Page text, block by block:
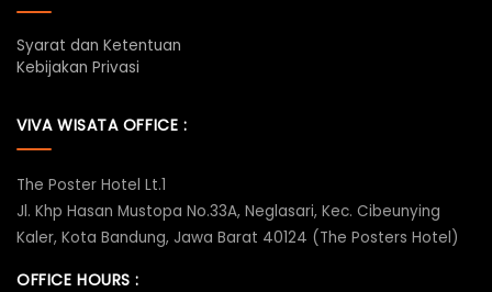
Syarat dan Ketentuan
Kebijakan Privasi
VIVA WISATA OFFICE :
The Poster Hotel Lt.1
Jl. Khp Hasan Mustopa No.33A, Neglasari, Kec. Cibeunying
Kaler, Kota Bandung, Jawa Barat 40124 (The Posters Hotel)
OFFICE HOURS :